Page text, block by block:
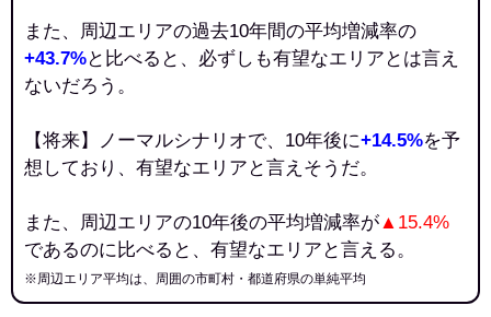
また、周辺エリアの過去10年間の平均増減率の
+43.7%と比べると、必ずしも有望なエリアとは言え
ないだろう。
【将来】ノーマルシナリオで、10年後に+14.5%を予
想しており、有望なエリアと言えそうだ。
また、周辺エリアの10年後の平均増減率が▲15.4%
であるのに比べると、有望なエリアと言える。
※周辺エリア平均は、周囲の市町村・都道府県の単純平均